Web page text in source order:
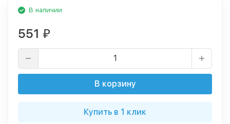
В наличии
551 ₽
В корзину
Купить в 1 клик